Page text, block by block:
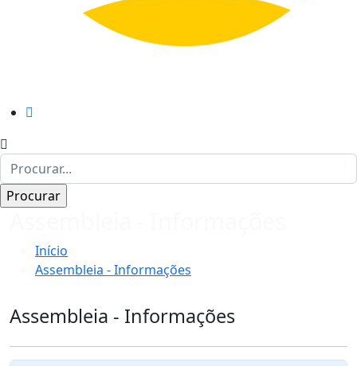
Início
Assembleia - Informações
Assembleia - Informações